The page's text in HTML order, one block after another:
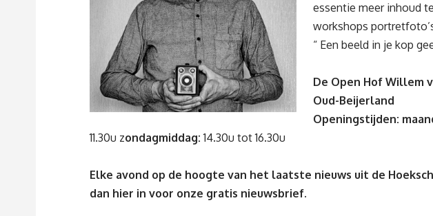
essentie meer inhoud
workshops
“ Een beeld in je kop
De Open Hof Willem
Oud-Beijerland
Openingstijden:
11.30u zondagmiddag:14.30u tot 16.30u
Elke avond op de hoogte van het laatste nieuws uit de
dan hier in voor onze gratis nieuwsbrief.